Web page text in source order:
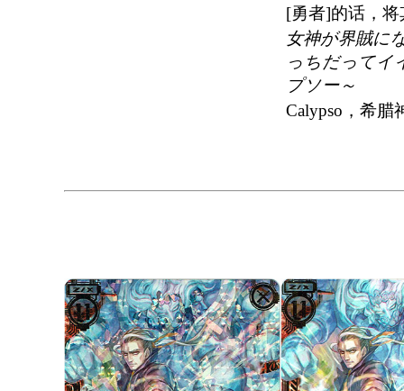
[勇者]的话，
女神が界賊
っちだって
プソー～
Calypso，希腊